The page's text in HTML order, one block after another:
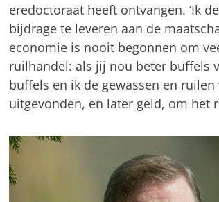
eredoctoraat heeft ontvangen. ‘Ik
bijdrage te leveren aan de
economie is nooit begonnen om
ruilhandel: als jij nou beter buffels
buffels en ik de gewassen en
uitgevonden, en later geld, om het